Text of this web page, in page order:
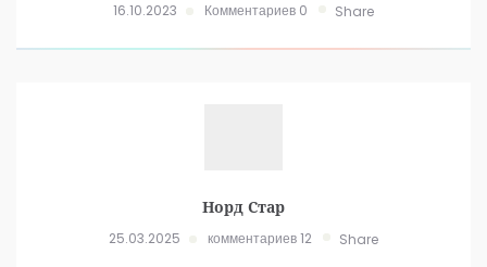
16.10.2023 Комментариев 0 Share
Норд Стар
25.03.2025 комментариев 12 Share